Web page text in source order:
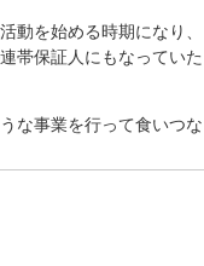
動を始める時期になり、
帯保証人にもなっていた
な事業を行って食いつな